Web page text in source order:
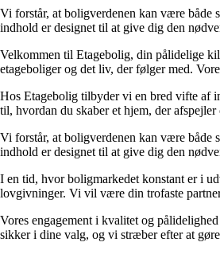
Vi forstår, at boligverdenen kan være både
indhold er designet til at give dig den
Velkommen til Etagebolig, din pålidelige
etageboliger og det liv, der følger med.
Hos Etagebolig tilbyder vi en bred vifte af
til, hvordan du skaber et hjem, der
Vi forstår, at boligverdenen kan være både
indhold er designet til at give dig den
I en tid, hvor boligmarkedet konstant er i
lovgivninger. Vi vil være din trofaste
Vores engagement i kvalitet og
sikker i dine valg, og vi stræber efter at